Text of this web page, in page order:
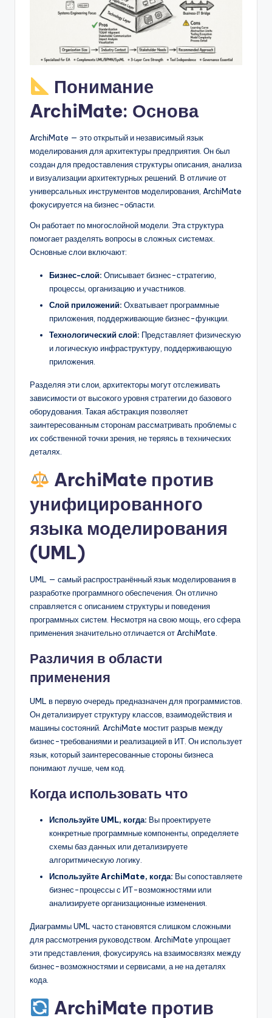
si
Понимание
ArchiMate: Основа
ArchiMate — это открытый и независимый язык
моделирования для архитектуры предприятия. Он был
создан для предоставления структуры описания, анализа
и визуализации архитектурных решений. В отличие от
универсальных инструментов моделирования, ArchiMate
фокусируется на бизнес-области.
Он работает по многослойной модели. Эта структура
помогает разделять вопросы в сложных системах.
Основные слои включают:
Бизнес-слой: Описывает бизнес-стратегию,
процессы, организацию и участников.
Слой приложений: Охватывает программные
приложения, поддерживающие бизнес-функции.
Технологический слой: Представляет физическую
и логическую инфраструктуру, поддерживающую
приложения.
Разделяя эти слои, архитекторы могут отслеживать
зависимости от высокого уровня стратегии до базового
оборудования. Такая абстракция позволяет
заинтересованным сторонам рассматривать проблемы с
их собственной точки зрения, не теряясь в технических
деталях.
ArchiMate против
унифицированного
языка моделирования
(UML)
UML — самый распространённый язык моделирования в
разработке программного обеспечения. Он отлично
справляется с описанием структуры и поведения
программных систем. Несмотря на свою мощь, его сфера
применения значительно отличается от ArchiMate.
Различия в области
применения
UML в первую очередь предназначен для программистов.
Он детализирует структуру классов, взаимодействия и
машины состояний. ArchiMate мостит разрыв между
бизнес-требованиями и реализацией в ИТ. Он использует
язык, который заинтересованные стороны бизнеса
понимают лучше, чем код.
Когда использовать что
Используйте UML, когда: Вы проектируете
конкретные программные компоненты, определяете
схемы баз данных или детализируете
алгоритмическую логику.
Используйте ArchiMate, когда: Вы сопоставляете
бизнес-процессы с ИТ-возможностями или
анализируете организационные изменения.
Диаграммы UML часто становятся слишком сложными
для рассмотрения руководством. ArchiMate упрощает
эти представления, фокусируясь на взаимосвязях между
бизнес-возможностями и сервисами, а не на деталях
кода.
ArchiMate против